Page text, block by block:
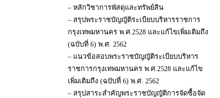
– หลักวิชาการพัสดุและทรัพย์สิน
– สรุปพระราชบัญญัติระเบียบบริหารราชการ
กรุงเทพมหานคร พ.ศ.2528 และแก้ไขเพิ่มเติมถึง
(ฉบับที่ 6) พ.ศ. 2562
– แนวข้อสอบพระราชบัญญัติระเบียบบริหาร
ราชการกรุงเทพมหานคร พ.ศ.2528 และแก้ไข
เพิ่มเติมถึง (ฉบับที่ 6) พ.ศ. 2562
– สรุปสาระสำคัญพระราชบัญญัติการจัดซื้อจัด